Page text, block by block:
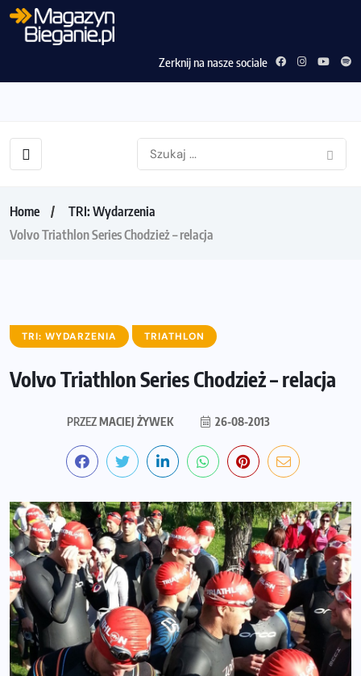
Zerknij na nasze sociale
Home
TRI: Wydarzenia
Volvo Triathlon Series Chodzież – relacja
TRI: WYDARZENIA TRIATHLON
Volvo Triathlon Series Chodzież – relacja
PRZEZMACIEJ ŻYWEK 26-08-2013